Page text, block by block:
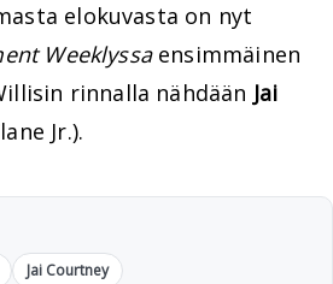
elokuvasta on nyt
Weeklyssaensimmäinen
rinnalla nähdään Jai
Jr.).
Jai Courtney